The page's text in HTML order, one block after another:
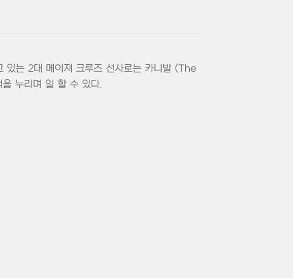
있는 2대 메이져 크루즈 선사로는 카니발 (The
누리며 일 할 수 있다.